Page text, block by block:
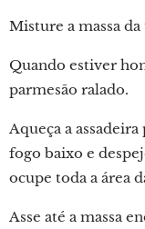
Misture a massa
Quando estiver
parmesão ralado.
Aqueça a
fogo baixo e
ocupe toda a área
Asse até a massa